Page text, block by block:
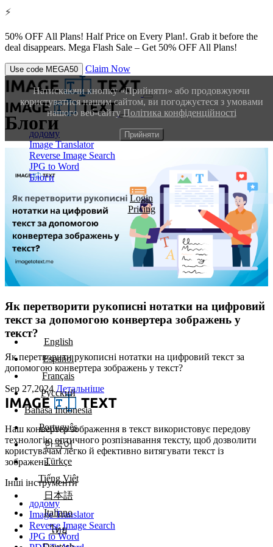
⚡
50% OFF All Plans! Half Price on Every Plan!. Grab it before the
deal disappears. Mega Flash Sale – Get 50% OFF All Plans!
Use code MEGA50 Claim Now
Натискаючи кнопку «Прийняти» або продовжуючи
користуватися нашим сайтом, ви погоджуєтеся з умовами
нашого веб-сайтуПолітика конфіденційності
Прийняти
додому
Image Translator
Reverse Image Search
JPG to Word
Блоги
Login
Pricing
Блоги
Як перетворити рукописні нотатки на цифровий
текст за допомогою конвертера зображень у
текст?
Як перетворити рукописні нотатки на цифровий текст за
допомогою конвертера зображень у текст?
Sep 27,2024 Детальніше
Наш конвертер зображення в текст використовує передову
технологію оптичного розпізнавання тексту, щоб дозволити
користувачам легко й ефективно витягувати текст із
зображень.
Інші інструменти
додому
Image Translator
Reverse Image Search
JPG to Word
English
Español
Français
Русский
Bahasa Indonesia
Português
한국어
Türkçe
Tiếng Việt
日本語
Italiano
ไทย